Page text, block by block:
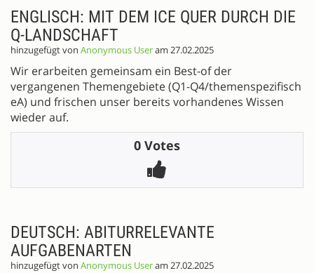
ENGLISCH: MIT DEM ICE QUER DURCH DIE
Q-LANDSCHAFT
hinzugefügt von Anonymous Useram 27.02.2025
Wir erarbeiten gemeinsam ein Best-of der
vergangenen Themengebiete (Q1-Q4/themenspezifisch
eA) und frischen unser bereits vorhandenes Wissen
wieder auf.
0 Votes
DEUTSCH: ABITURRELEVANTE
AUFGABENARTEN
hinzugefügt von Anonymous Useram 27.02.2025